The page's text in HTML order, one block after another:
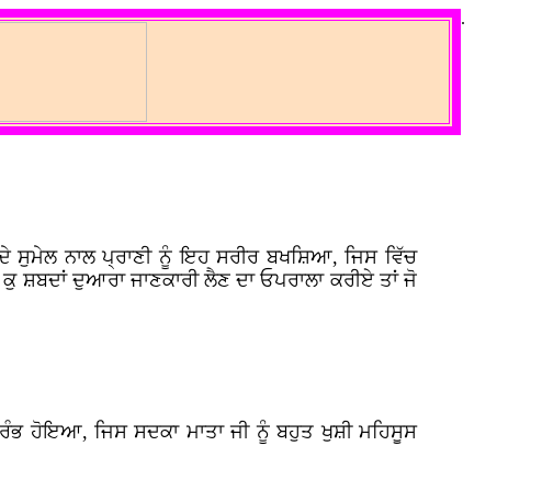
ਸੁਮੇਲ ਨਾਲ ਪ੍ਰਾਣੀ ਨੂੰ ਇਹ ਸਰੀਰ ਬਖਸ਼ਿਆ, ਜਿਸ ਵਿੱਚ
ਦੁਆਰਾ ਜਾਣਕਾਰੀ ਲੈਣ ਦਾ ਓਪਰਾਲਾ ਕਰੀਏ ਤਾਂ ਜੋ
ਹੋਇਆ, ਜਿਸ ਸਦਕਾ ਮਾਤਾ ਜੀ ਨੂੰ ਬਹੁਤ ਖੁਸ਼ੀ ਮਹਿਸੂਸ
.